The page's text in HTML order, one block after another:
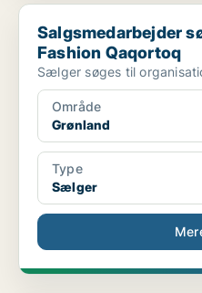
Salgsmedarbejder søges til
Salgsmedarbejder
Fashion Qaqortoq
Sælger søges til
Område
Grønland
Type
Sælger